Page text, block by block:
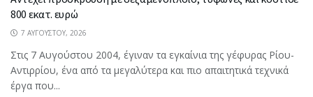
800 εκατ. ευρώ
7 ΑΥΓΟΎΣΤΟΥ, 2026
Στις 7 Αυγούστου 2004, έγιναν τα εγκαίνια της γέφυρας Ρίου-
Αντιρρίου, ένα από τα μεγαλύτερα και πιο απαιτητικά τεχνικά
έργα που...